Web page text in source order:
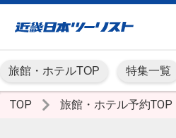
旅館・ホテルTOP 特集一覧
TOP 旅館・ホテル予約TOP